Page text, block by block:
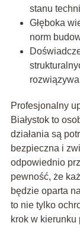
stanu
Głęboka
norm
Profesjonalny
Białystok to
działania są
bezpieczna i
odpowiednio
pewność, że
będzie oparta
to nie tylko
krok w kierunku